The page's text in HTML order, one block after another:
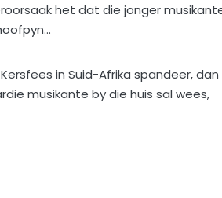
het dat die jonger
in Suid-Afrika spandeer, dan
musikante by die huis sal wees,